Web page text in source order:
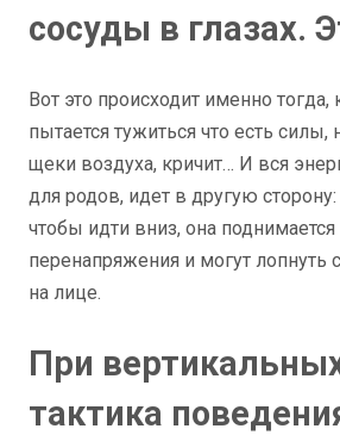
сосуды в глазах.
Вот это происходит именно
пытается тужиться что есть силы,
щеки воздуха, кричит… И вся
для родов, идет в другую
чтобы идти вниз, она поднимается
перенапряжения и могут лопнуть
на лице.
При
тактика